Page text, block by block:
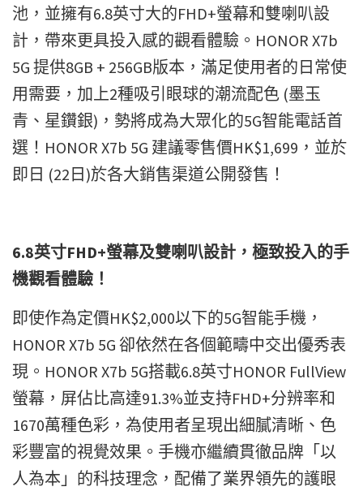
池，並擁有6.8英寸大的FHD+螢幕和雙喇叭設
計，帶來更具投入感的觀看體驗。HONOR X7b
5G 提供8GB + 256GB版本，滿足使用者的日常使
用需要，加上2種吸引眼球的潮流配色 (墨玉
青、星鑽銀)，勢將成為大眾化的5G智能電話首
選！HONOR X7b 5G 建議零售價HK$1,699，並於
即日 (22日)於各大銷售渠道公開發售！
6.8英寸FHD+螢幕及雙喇叭設計，極致投入的手
機觀看體驗！
即使作為定價HK$2,000以下的5G智能手機，
HONOR X7b 5G 卻依然在各個範疇中交出優秀表
現。HONOR X7b 5G搭載6.8英寸HONOR FullView
螢幕，屏佔比高達91.3%並支持FHD+分辨率和
1670萬種色彩，為使用者呈現出細膩清晰、色
彩豐富的視覺效果。手機亦繼續貫徹品牌「以
人為本」的科技理念，配備了業界領先的護眼